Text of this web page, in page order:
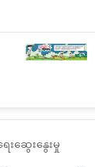
ေးဆွေးနွေးမှု